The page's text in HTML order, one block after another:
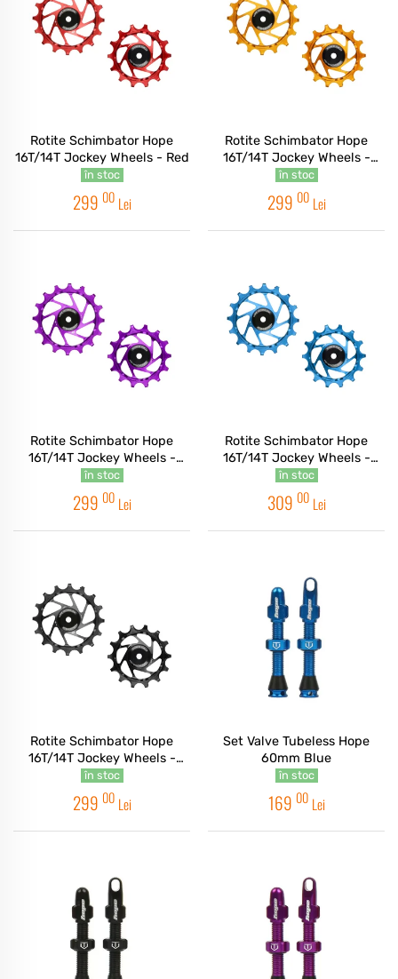
Rotite Schimbator Hope
16T/14T Jockey Wheels - Red
în stoc
299 00 Lei
Rotite Schimbator Hope
16T/14T Jockey Wheels -
Orange
în stoc
299 00 Lei
Rotite Schimbator Hope
16T/14T Jockey Wheels -
Purple
în stoc
299 00 Lei
Rotite Schimbator Hope
16T/14T Jockey Wheels -
Blue
în stoc
309 00 Lei
Rotite Schimbator Hope
16T/14T Jockey Wheels -
Black
în stoc
299 00 Lei
Set Valve Tubeless Hope
60mm Blue
în stoc
169 00 Lei